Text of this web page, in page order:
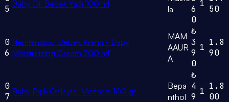
5 Baby Oil Bebek Yağı 100 ml
la
6
0
1
50
0
6
Nemlendirici Bebek Kremi - Baby
Moisturizing Cream 200 ml
MAM
AAUR
A
₺
3
9
0
1 1.8
90
0
7 Baby Pişik Önleyici Merhem 100 gr
Bepa
nthol
₺
4
9
1 1.8
00